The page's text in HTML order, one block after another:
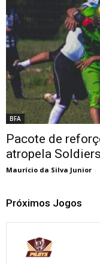
BFA
Pacote de
atropela Soldiers
Maurício da Silva Junior -
Próximos Jogos